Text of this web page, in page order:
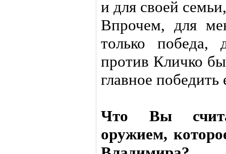
и для своей
Впрочем, для
только победа,
против Кличко
главное победить
Что Вы
оружием,